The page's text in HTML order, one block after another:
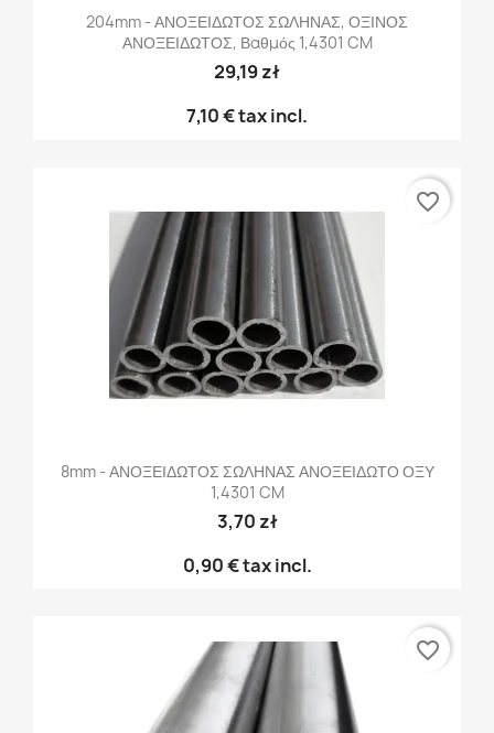
204mm - ΑΝΟΞΕΙΔΩΤΟΣ ΣΩΛΗΝΑΣ, ΟΞΙΝΟΣ
ΑΝΟΞΕΙΔΩΤΟΣ, Βαθμός 1,4301 CM
29,19 zł
7,10 €tax incl.
8mm - ΑΝΟΞΕΙΔΩΤΟΣ ΣΩΛΗΝΑΣ ΑΝΟΞΕΙΔΩΤΟ ΟΞΥ
1,4301 CM
3,70 zł
0,90 €tax incl.
favorite_border
favorite_border